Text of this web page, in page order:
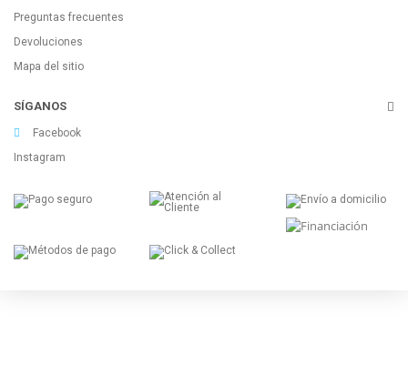
Preguntas frecuentes
Devoluciones
Mapa del sitio
SÍGANOS
Facebook
Instagram